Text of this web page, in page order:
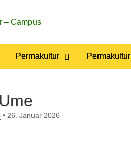
Permakultur
• 26. Januar 2026